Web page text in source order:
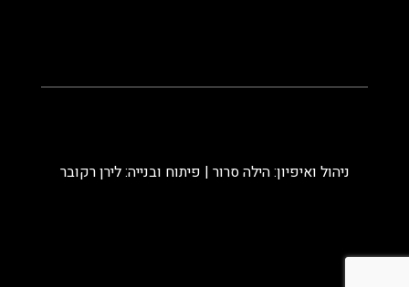
ניהול ואיפיון: הילה סרור | פיתוח ובנייה: לירן רקובר